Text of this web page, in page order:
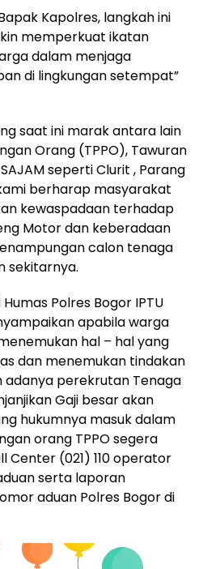
Kapolres, langkah ini
memperkuat ikatan
dalam menjaga
di lingkungan setempat”
saat ini marak antara lain
Orang (TPPO), Tawuran
seperti Clurit , Parang
berharap masyarakat
kewaspadaan terhadap
Motor dan keberadaan
calon tenaga
sekitarnya.
Polres Bogor IPTU
apabila warga
hal – hal yang
dan menemukan tindakan
adanya perekrutan Tenaga
Gaji besar akan
hukumnya masuk dalam
orang TPPO segera
Center (021) 110 operator
serta laporan
aduan Polres Bogor di